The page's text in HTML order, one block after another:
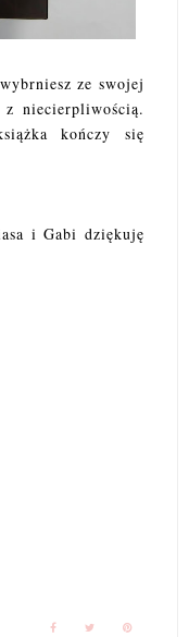
ze swojej
niecierpliwością.
kończy się
i Gabi dziękuję